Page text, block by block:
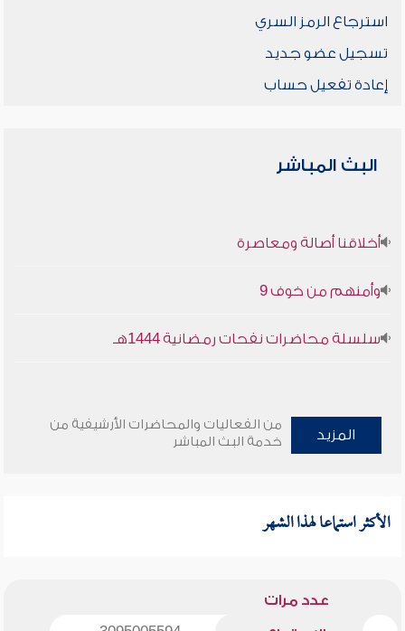
استرجاع الرمز السري
تسجيل عضو جديد
إعادة تفعيل حساب
البث المباشر
أخلاقنا أصالة ومعاصرة
وأمنهم من خوف 9
سلسلة محاضرات نفحات رمضانية 1444هـ
المزيد
من الفعاليات والمحاضرات الأرشيفية من
خدمة البث المباشر
الأكثر استماعا لهذا الشهر
عدد مرات